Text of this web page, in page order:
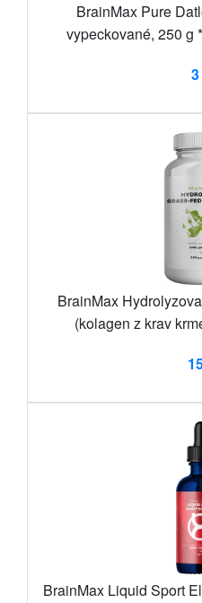
BrainMax Pure
vypeckované, 250 g
BrainMax
(kolagen z krav
BrainMax Liquid Sport